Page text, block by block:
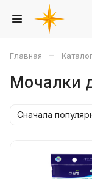
Главная –
Мочалки
Сначала